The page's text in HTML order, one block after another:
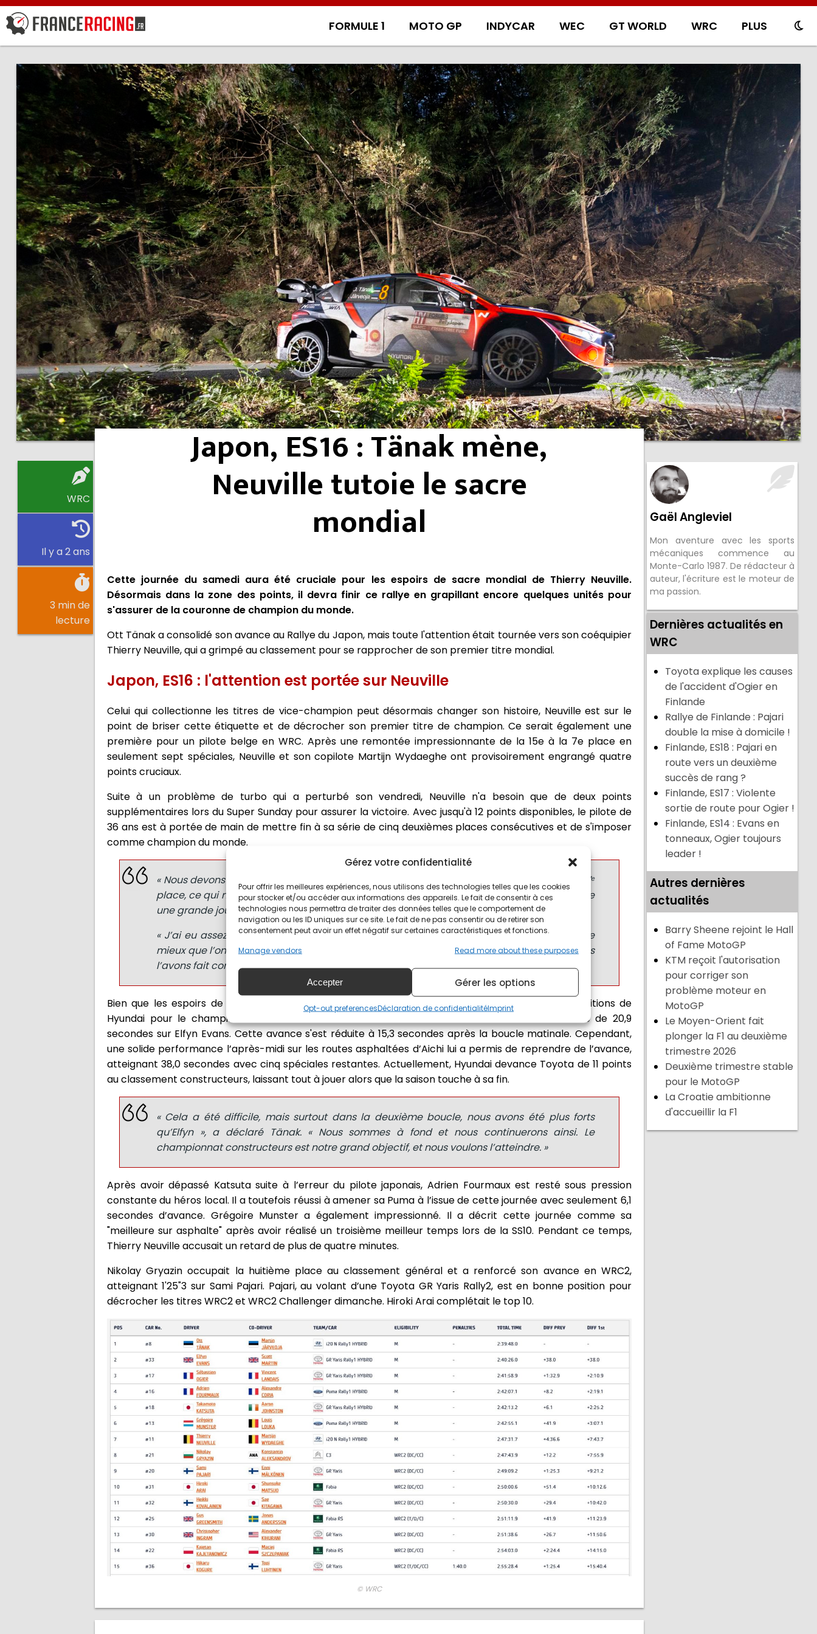
Gérez votre confidentialité
Pour offrir les meilleures expériences, nous utilisons des technologies telles que les cookies
pour stocker et/ou accéder aux informations des appareils. Le fait de consentir à ces
technologies nous permettra de traiter des données telles que le comportement de
navigation ou les ID uniques sur ce site. Le fait de ne pas consentir ou de retirer son
consentement peut avoir un effet négatif sur certaines caractéristiques et fonctions.
Manage vendors
Read more about these purposes
Accepter Gérer les options
Opt-out preferencesDéclaration de confidentialitéImprint
FORMULE 1 MOTO GP INDYCAR WEC GT WORLD WRC PLUS
WRC
Il y a 2 ans
3 min de
lecture
Japon, ES16 : Tänak mène,
Neuville tutoie le sacre
mondial
Cette journée du samedi aura été cruciale pour les espoirs de sacre mondial de Thierry Neuville.
Désormais dans la zone des points, il devra finir ce rallye en grapillant encore quelques unités pour
s'assurer de la couronne de champion du monde.
Ott Tänak a consolidé son avance au Rallye du Japon, mais toute l'attention était tournée vers son coéquipier
Thierry Neuville, qui a grimpé au classement pour se rapprocher de son premier titre mondial.
Japon, ES16 : l'attention est portée sur Neuville
Celui qui collectionne les titres de vice-champion peut désormais changer son histoire, Neuville est sur le
point de briser cette étiquette et de décrocher son premier titre de champion. Ce serait également une
première pour un pilote belge en WRC. Après une remontée impressionnante de la 15e à la 7e place en
seulement sept spéciales, Neuville et son copilote Martijn Wydaeghe ont provisoirement engrangé quatre
points cruciaux.
Suite à un problème de turbo qui a perturbé son vendredi, Neuville n'a besoin que de deux points
supplémentaires lors du Super Sunday pour assurer la victoire. Avec jusqu'à 12 points disponibles, le pilote de
36 ans est à portée de main de mettre fin à sa série de cinq deuxièmes places consécutives et de s'imposer
comme champion du monde.
« Nous devons être satisfaits de notre performance aujourd'hui et d'avoir pu revenir à la 7ᵉ
place, ce qui ne semblait pas réaliste ce matin », a déclaré Neuville. « Demain pourrait être
une grande journée, alors nous croisons les doigts et allons essayer de bien dormir. »
« J’ai eu assez de revers dans ma carrière pour apprendre à rester calme et à gérer. Le
mieux que l’on puisse faire dans une telle situation, c’est de se battre, et je pense que nous
l’avons fait correctement aujourd’hui. »
Bien que les espoirs de Tänak pour un deuxième titre pilotes semblent minces, il porte les ambitions de
Hyundai pour le championnat constructeurs. L’Estonien a commencé samedi avec une avance de 20,9
secondes sur Elfyn Evans. Cette avance s'est réduite à 15,3 secondes après la boucle matinale. Cependant,
une solide performance l’après-midi sur les routes asphaltées d’Aichi lui a permis de reprendre de l’avance,
atteignant 38,0 secondes avec cinq spéciales restantes. Actuellement, Hyundai devance Toyota de 11 points
au classement constructeurs, laissant tout à jouer alors que la saison touche à sa fin.
« Cela a été difficile, mais surtout dans la deuxième boucle, nous avons été plus forts
qu’Elfyn », a déclaré Tänak. « Nous sommes à fond et nous continuerons ainsi. Le
championnat constructeurs est notre grand objectif, et nous voulons l’atteindre. »
Après avoir dépassé Katsuta suite à l’erreur du pilote japonais, Adrien Fourmaux est resté sous pression
constante du héros local. Il a toutefois réussi à amener sa Puma à l’issue de cette journée avec seulement 6,1
secondes d’avance. Grégoire Munster a également impressionné. Il a décrit cette journée comme sa
"meilleure sur asphalte" après avoir réalisé un troisième meilleur temps lors de la SS10. Pendant ce temps,
Thierry Neuville accusait un retard de plus de quatre minutes.
Nikolay Gryazin occupait la huitième place au classement général et a renforcé son avance en WRC2,
atteignant 1'25"3 sur Sami Pajari. Pajari, au volant d’une Toyota GR Yaris Rally2, est en bonne position pour
décrocher les titres WRC2 et WRC2 Challenger dimanche. Hiroki Arai complétait le top 10.
© WRC
Gaël Angleviel
Mon aventure avec les sports
mécaniques commence au
Monte-Carlo 1987. De rédacteur à
auteur, l'écriture est le moteur de
ma passion.
Dernières actualités en
WRC
Toyota explique les causes
de l'accident d'Ogier en
Finlande
Rallye de Finlande : Pajari
double la mise à domicile !
Finlande, ES18 : Pajari en
route vers un deuxième
succès de rang ?
Finlande, ES17 : Violente
sortie de route pour Ogier !
Finlande, ES14 : Evans en
tonneaux, Ogier toujours
leader !
Autres dernières
actualités
Barry Sheene rejoint le Hall
of Fame MotoGP
KTM reçoit l'autorisation
pour corriger son
problème moteur en
MotoGP
Le Moyen-Orient fait
plonger la F1 au deuxième
trimestre 2026
Deuxième trimestre stable
pour le MotoGP
La Croatie ambitionne
d'accueillir la F1